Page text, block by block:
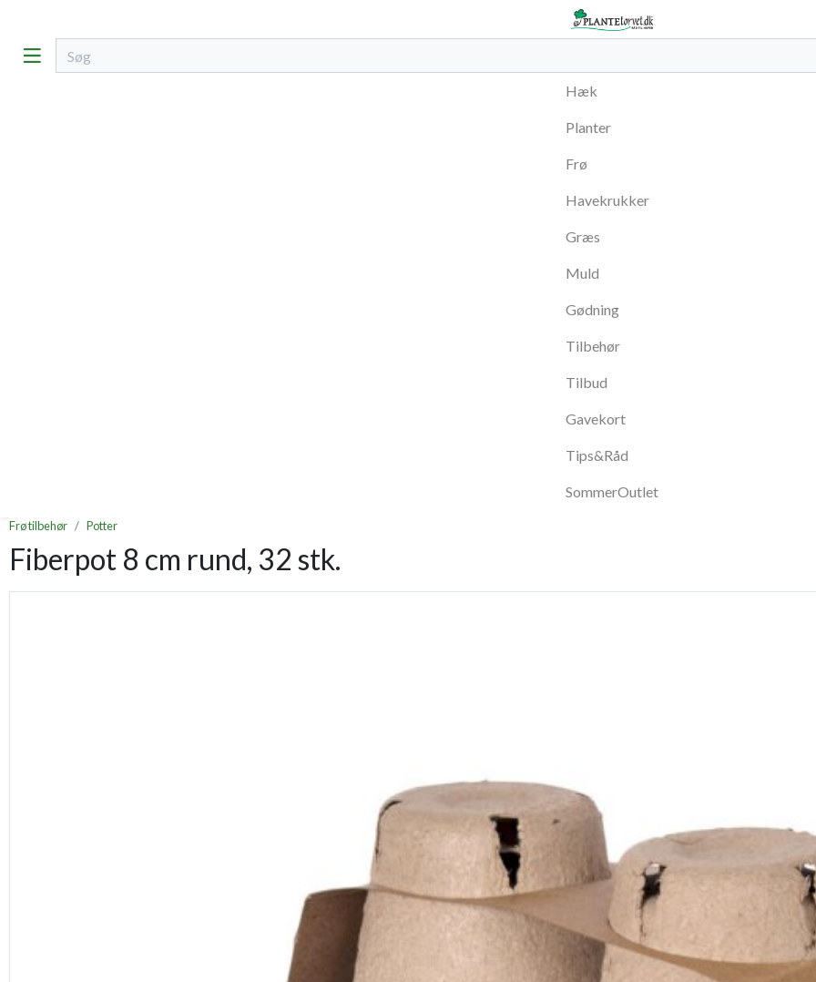
Hæk
Planter
Frø
Havekrukker
Græs
Muld
Gødning
Tilbehør
Tilbud
Gavekort
Tips&Råd
SommerOutlet
Frø tilbehør Potter
Fiberpot 8 cm rund, 32 stk.